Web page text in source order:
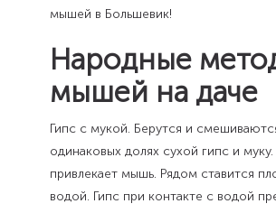
мышей в Большевик!
Народные
мышей на даче
Гипс с мукой. Берутся и
одинаковых долях сухой гипс и муку.
привлекает мышь. Рядом ставится
водой. Гипс при контакте с водой